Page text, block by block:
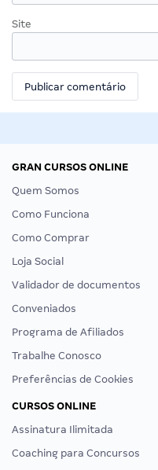
Site
GRAN CURSOS ONLINE
Quem Somos
Como Funciona
Como Comprar
Loja Social
Validador de documentos
Conveniados
Programa de Afiliados
Trabalhe Conosco
Preferências de Cookies
CURSOS ONLINE
Assinatura Ilimitada
Coaching para Concursos